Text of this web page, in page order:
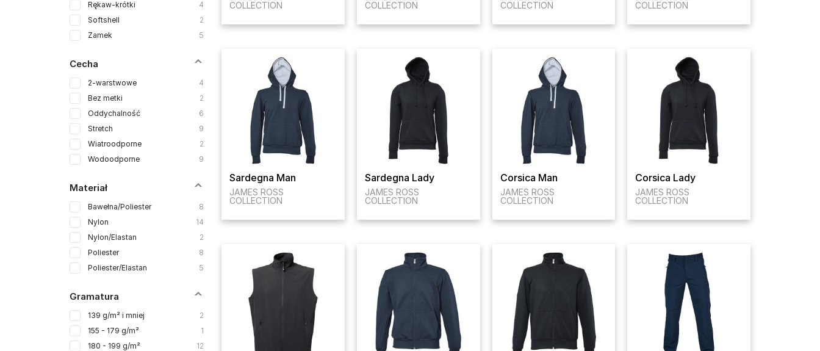
Rękaw-krótki
4
Softshell
2
Zamek
5
Cecha
2-warstwowe
4
Bez metki
2
Oddychalność
6
Stretch
9
Wiatroodporne
2
Wodoodporne
9
Materiał
Bawełna/Poliester
8
Nylon
14
Nylon/Elastan
2
Poliester
8
Poliester/Elastan
5
Gramatura
139 g/m² i mniej
2
155 - 179 g/m²
1
180 - 199 g/m²
12
COLLECTION
COLLECTION
COLLECTION
COLLECTION
Sardegna Man
JAMES ROSS
COLLECTION
Sardegna Lady
JAMES ROSS
COLLECTION
Corsica Man
JAMES ROSS
COLLECTION
Corsica Lady
JAMES ROSS
COLLECTION